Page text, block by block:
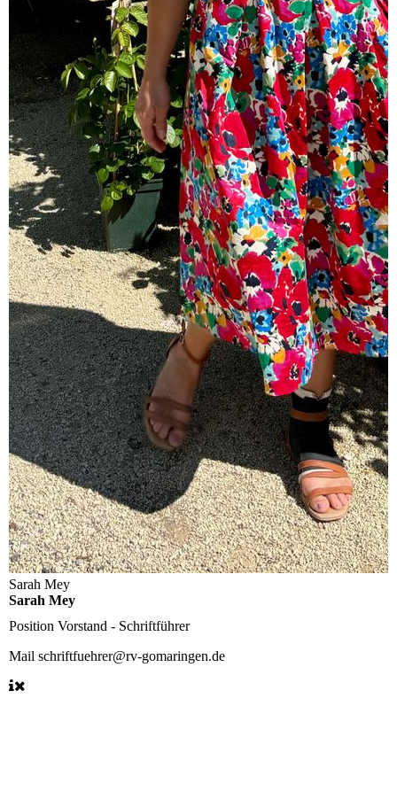
Sarah Mey
Sarah Mey
Position Vorstand - Schriftführer
Mail schriftfuehrer@rv-gomaringen.de